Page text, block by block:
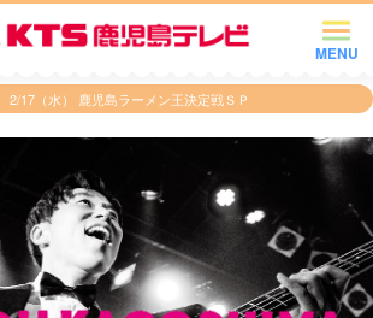
MENU
2/17（水） 鹿児島ラーメン王決定戦ＳＰ